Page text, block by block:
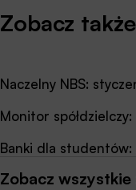
Zobacz także
Naczelny NBS:
Monitor
Banki dla
Zobacz